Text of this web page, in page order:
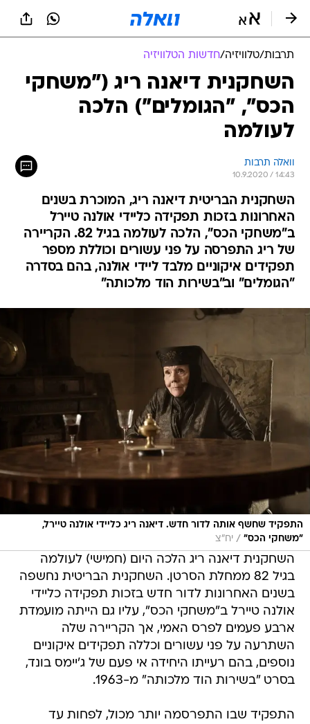
תרבות/טלוויזיה/חדשות הטלוויזיה
השחקנית דיאנה ריג ("משחקי
הכס", "הגומלים") הלכה
לעולמה
וואלה תרבות
10.9.2020 / 14:43
השחקנית הבריטית דיאנה ריג, המוכרת בשנים
האחרונות בזכות תפקידה כליידי אולנה טיירל
ב"משחקי הכס", הלכה לעולמה בגיל 82. הקריירה
של ריג התפרסה על פני עשורים וכוללת מספר
תפקידים איקוניים מלבד ליידי אולנה, בהם בסדרה
"הגומלים" וב"בשירות הוד מלכותה"
התפקיד שחשף אותה לדור חדש. דיאנה ריג כליידי אולנה טיירל,
"משחקי הכס" / יח"צ
השחקנית דיאנה ריג הלכה היום (חמישי) לעולמה
בגיל 82 ממחלת הסרטן. השחקנית הבריטית נחשפה
בשנים האחרונות לדור חדש בזכות תפקידה כליידי
אולנה טיירל ב"משחקי הכס", עליו גם הייתה מועמדת
ארבע פעמים לפרס האמי, אך הקריירה שלה
השתרעה על פני עשורים וכללה תפקידים איקוניים
נוספים, בהם רעייתו היחידה אי פעם של ג'יימס בונד,
בסרט "בשירות הוד מלכותה" מ-1963.
התפקיד שבו התפרסמה יותר מכול, לפחות עד